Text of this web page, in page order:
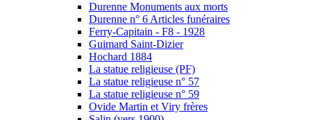
Durenne Monuments aux morts
Durenne n° 6 Articles funéraires
Ferry-Capitain - F8 - 1928
Guimard Saint-Dizier
Hochard 1884
La statue religieuse (PF)
La statue religieuse n° 57
La statue religieuse n° 59
Ovide Martin et Viry frères